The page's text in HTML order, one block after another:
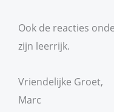
Ook de reacties
zijn leerrijk.
Vriendelijke Groet,
Marc